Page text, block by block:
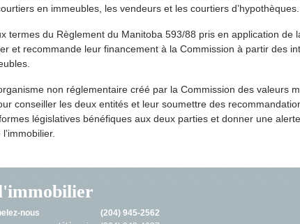
en immeubles, les vendeurs et les courtiers d’hypothèques.
termes du Règlement du Manitoba 593/88 pris en application de
et recommande leur financement à la Commission à partir des
non réglementaire créé par la Commission des valeurs
conseiller les deux entités et leur soumettre des
législatives bénéfiques aux deux parties et donner une
nous
(204) 945-2562